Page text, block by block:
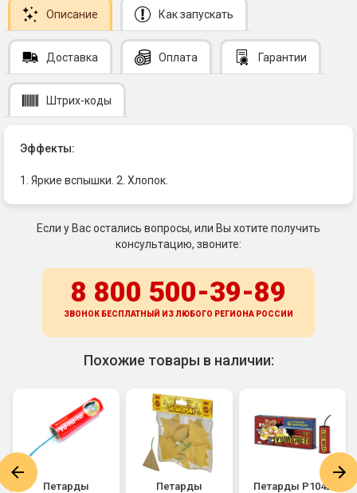
Описание Как запускать
Доставка Оплата Гарантии
Штрих-коды
Эффекты:
1. Яркие вспышки. 2. Хлопок.
Если у Вас остались вопросы, или Вы хотите получить
консультацию, звоните:
8 800 500-39-89
ЗВОНОК БЕСПЛАТНЫЙ ИЗ ЛЮБОГО РЕГИОНА РОССИИ
Похожие товары в наличии:
Петарды
Петарды
Петарды Р1042